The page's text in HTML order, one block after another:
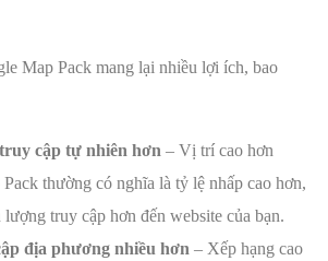
Map Pack mang lại nhiều lợi ích, bao
cập tự nhiên hơn – Vị trí cao hơn
thường có nghĩa là tỷ lệ nhấp cao hơn,
truy cập hơn đến website của bạn.
địa phương nhiều hơn – Xếp hạng cao